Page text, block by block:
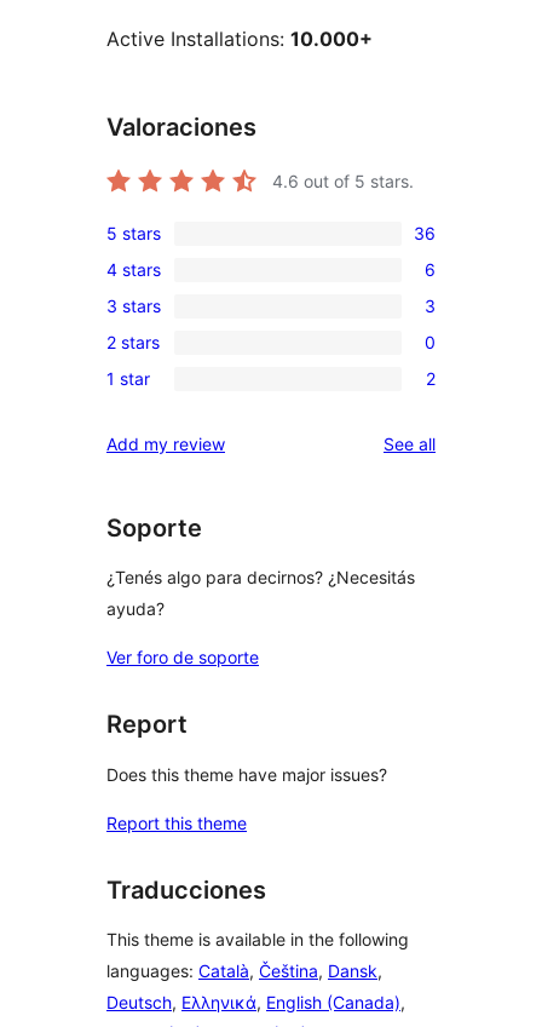
Active Installations: 10.000+
Valoraciones
4.6 out of 5 stars.
36
5-
star
reviews
5 stars 36
6
4-
star
reviews
4 stars 6
3
3-
star
3 stars 3
0
2-
reviews
2 stars 0
2
star
1 star 2
Add my review See allreviews
Soporte
¿Tenés algo para decirnos? ¿Necesitás
ayuda?
Ver foro de soporte
Report
Does this theme have major issues?
Report this theme
Traducciones
This theme is available in the following
languages: Català, Čeština, Dansk,
Deutsch, Ελληνικά, English (Canada),